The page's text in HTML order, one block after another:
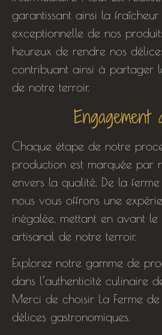
garantissant ainsi la
exceptionnelle de nos
heureux de rendre nos
contribuant ainsi à partager
de notre terroir.
Engagement
Chaque étape de notre
production est marquée par
envers la qualité. De la
nous vous offrons une
inégalée, mettant en avant
artisanal de notre terroir.
Explorez notre gamme de
dans l’authenticité culinaire
Merci de choisir La Ferme
délices gastronomiques.